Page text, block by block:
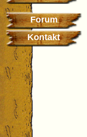
Forum
Kontakt